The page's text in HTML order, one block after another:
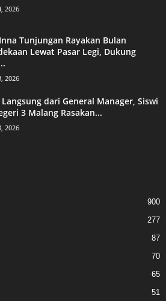
2026
Tunjungan Rayakan Bulan
Lewat Pasar Legi, Dukung
2026
dari General Manager, Siswi
3 Malang Rasakan...
2026
900
277
87
70
65
51